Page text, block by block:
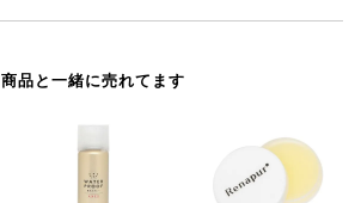
商品と一緒に売れてます